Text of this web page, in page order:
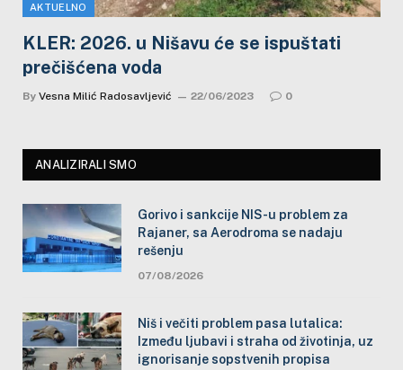
AKTUELNO
KLER: 2026. u Nišavu će se ispuštati
prečišćena voda
By Vesna Milić Radosavljević 22/06/2023 0
ANALIZIRALI SMO
Gorivo i sankcije NIS-u problem za
Rajaner, sa Aerodroma se nadaju
rešenju
07/08/2026
Niš i večiti problem pasa lutalica:
Između ljubavi i straha od životinja, uz
ignorisanje sopstvenih propisa